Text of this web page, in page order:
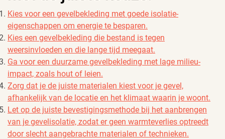
Kies voor een gevelbekleding met goede isolatie-
eigenschappen om energie te besparen.
Kies een gevelbekleding die bestand is tegen
weersinvloeden en die lange tijd meegaat.
Ga voor een duurzame gevelbekleding met lage milieu-
impact, zoals hout of leien.
Zorg dat je de juiste materialen kiest voor je gevel,
afhankelijk van de locatie en het klimaat waarin je woont.
Let op de juiste bevestigingsmethode bij het aanbrengen
van je gevelisolatie, zodat er geen warmteverlies optreedt
door slecht aangebrachte materialen of technieken.